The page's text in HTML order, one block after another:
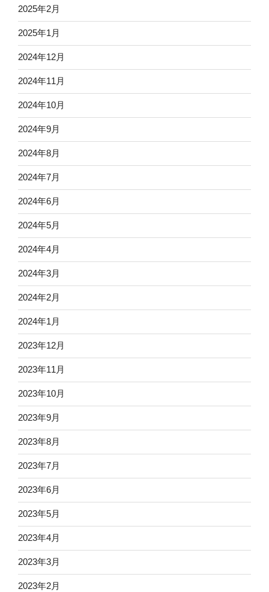
2025年2月
2025年1月
2024年12月
2024年11月
2024年10月
2024年9月
2024年8月
2024年7月
2024年6月
2024年5月
2024年4月
2024年3月
2024年2月
2024年1月
2023年12月
2023年11月
2023年10月
2023年9月
2023年8月
2023年7月
2023年6月
2023年5月
2023年4月
2023年3月
2023年2月